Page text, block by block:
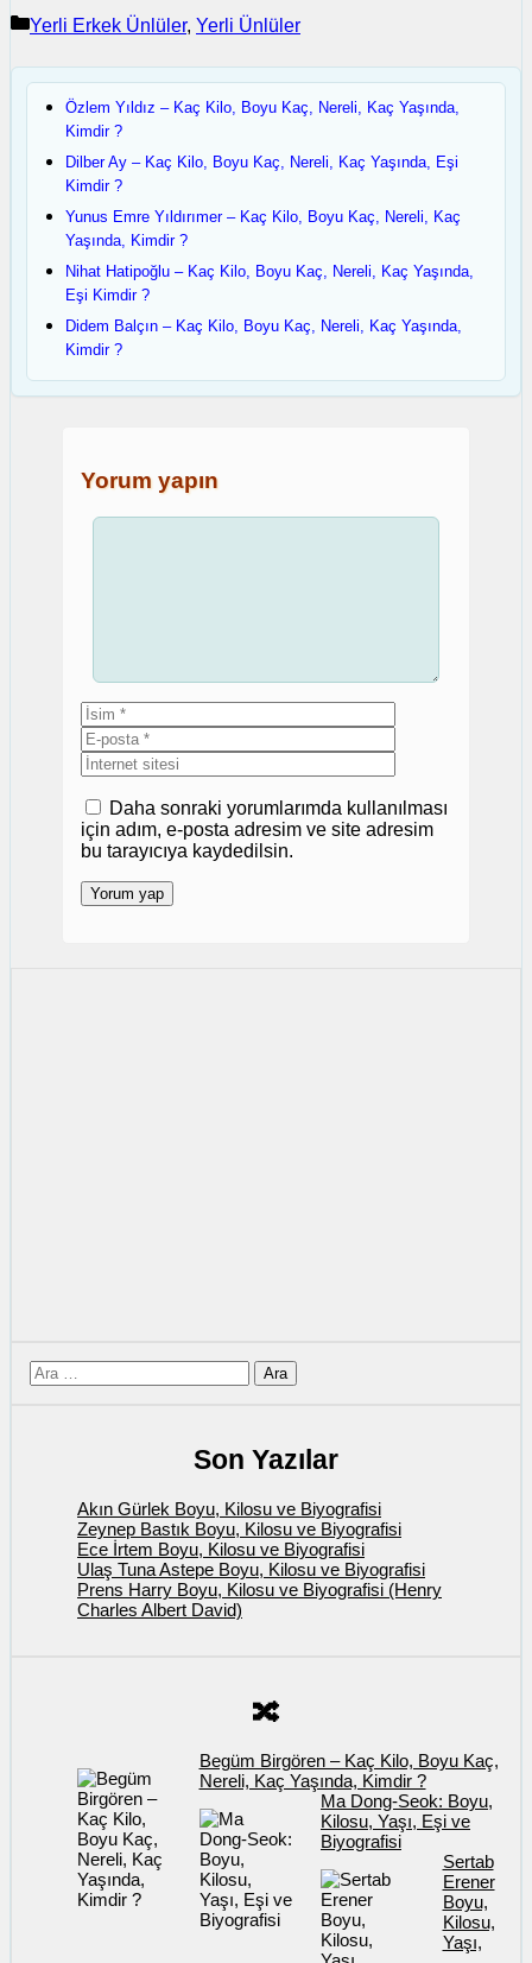
Kategoriler
Yerli Erkek Ünlüler, Yerli Ünlüler
Özlem Yıldız – Kaç Kilo, Boyu Kaç, Nereli, Kaç Yaşında,
Kimdir ?
Dilber Ay – Kaç Kilo, Boyu Kaç, Nereli, Kaç Yaşında, Eşi
Kimdir ?
Yunus Emre Yıldırımer – Kaç Kilo, Boyu Kaç, Nereli, Kaç
Yaşında, Kimdir ?
Nihat Hatipoğlu – Kaç Kilo, Boyu Kaç, Nereli, Kaç Yaşında,
Eşi Kimdir ?
Didem Balçın – Kaç Kilo, Boyu Kaç, Nereli, Kaç Yaşında,
Kimdir ?
Yorum yapın
Yorum
İsim
posta
sitesi
Daha sonraki yorumlarımda kullanılması
için adım, e-posta adresim ve site adresim
bu tarayıcıya kaydedilsin.
için
ara
Son Yazılar
Akın Gürlek Boyu, Kilosu ve Biyografisi
Zeynep Bastık Boyu, Kilosu ve Biyografisi
Ece İrtem Boyu, Kilosu ve Biyografisi
Ulaş Tuna Astepe Boyu, Kilosu ve Biyografisi
Prens Harry Boyu, Kilosu ve Biyografisi (Henry
Charles Albert David)
🔀
Begüm Birgören – Kaç Kilo, Boyu Kaç,
Nereli, Kaç Yaşında, Kimdir ?
Ma Dong-Seok: Boyu,
Kilosu, Yaşı, Eşi ve
Biyografisi
Sertab
Erener
Boyu,
Kilosu,
Yaşı,